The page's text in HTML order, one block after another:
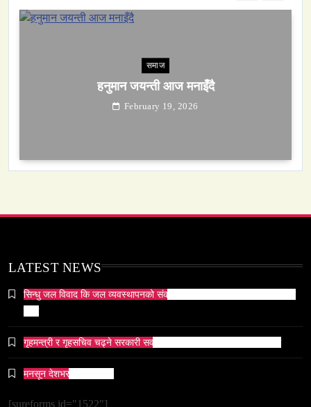
समाज
सेतो मछिन्द्रनाथ यात्रा सम्पन्न
प्रतिशोध होइन, न्यायको सुरुवात हो’ — गृहमन्त्री
February 19, 2026
जनकपुर सहित तराई मधेसका विभिन्न स्थानहरूमा पर्व छठ
LATEST NEWS
सिन्धु जल विवाद कि जल व्यवस्थापनको संकट? पाकिस्तानको पानी संकटको भित्री
गृहमन्त्री र गृहसचिव चढ्ने सरकारी सवारीसाधनबाट समेत कालो सिसा हटाइयो
मनसून देशभर प्रवेश गर्दै ।
[sureforms id="1522"]